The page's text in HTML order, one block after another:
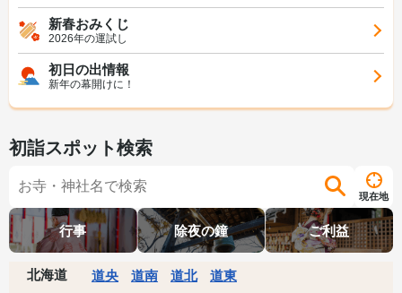
新春おみくじ
2026年の運試し
初日の出情報
新年の幕開けに！
初詣スポット検索
現在地
行事 除夜の鐘 ご利益
北海道 道央 道南 道北
道東